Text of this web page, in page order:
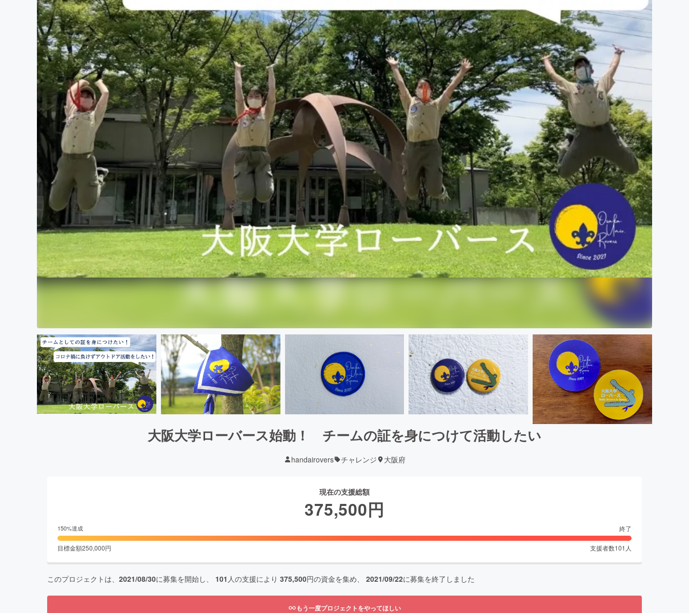
大阪大学ローバース始動！ チームの証を身につけて活動したい
handairovers チャレンジ 大阪府
現在の支援総額
375,500円
150%達成 終了
目標金額250,000円 支援者数101 人
このプロジェクトは、 2021/08/30に募集を開始し、 101 人の支援により 375,500円の資金を集め、 2021/09/22に募集を終了しました
もう一度プロジェクトをやってほしい